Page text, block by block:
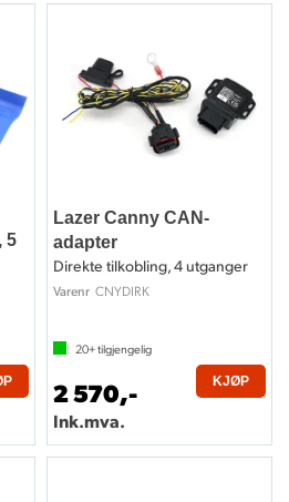
5
Lazer Canny CAN-
adapter
Direkte tilkobling, 4 utganger
Varenr CNYDIRK
20+tilgjengelig
2 570,-
Ink.mva.
KJØP